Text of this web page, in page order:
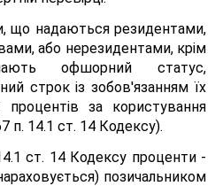
що надаються резидентами,
або нерезидентами, крім
офшорний статус,
строк із зобов'язанням їх
за користування
п. 14.1 ст. 14 Кодексу).
ст. 14 Кодексу проценти -
позичальником